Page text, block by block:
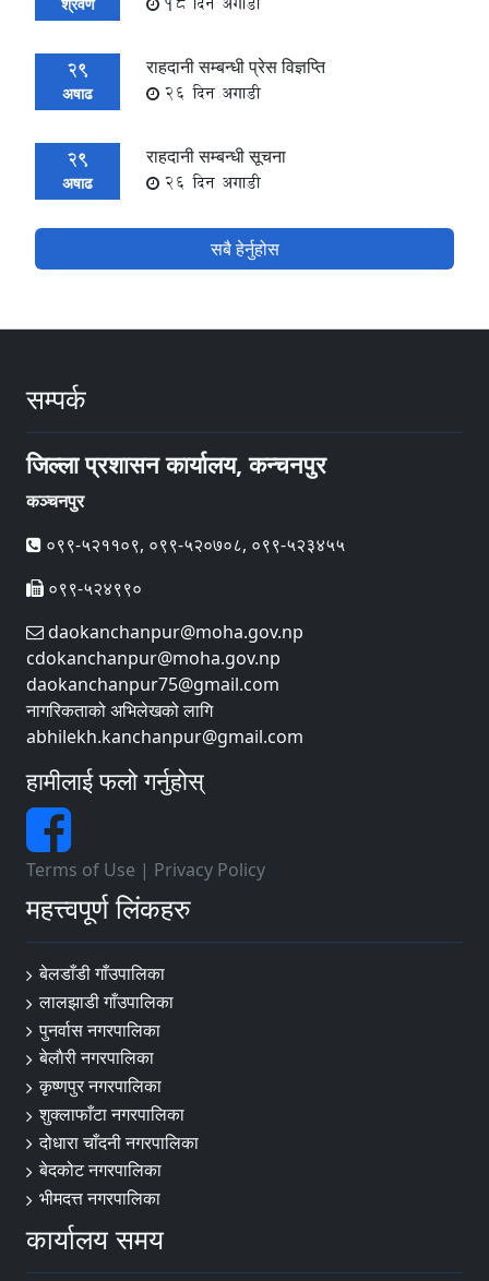
श्रवण
29
अषाढ
राहदानी सम्बन्धी प्रेस विज्ञप्ति
26 दिन अगाडी
29
अषाढ
राहदानी सम्बन्धी सूचना
26 दिन अगाडी
सबै हेर्नुहोस
सम्पर्क
जिल्ला प्रशासन कार्यालय, कन्चनपुर
कञ्चनपुर
०९९-५२११०९, ०९९-५२०७०८, ०९९-५२३४५५
०९९-५२४९९०
daokanchanpur@moha.gov.np
cdokanchanpur@moha.gov.np
daokanchanpur75@gmail.com
नागरिकताको अभिलेखको लागि
abhilekh.kanchanpur@gmail.com
हामीलाई फलो गर्नुहोस्
Terms of Use | Privacy Policy
महत्त्वपूर्ण लिंकहरु
बेलडाँडी गाँउपालिका
लालझाडी गाँउपालिका
पुनर्वास नगरपालिका
बेलाैरी नगरपालिका
कृष्णपुर नगरपालिका
शुक्लाफाँटा नगरपालिका
दोधारा चाँदनी नगरपालिका
बेदकोट नगरपालिका
भीमदत्त नगरपालिका
कार्यालय समय